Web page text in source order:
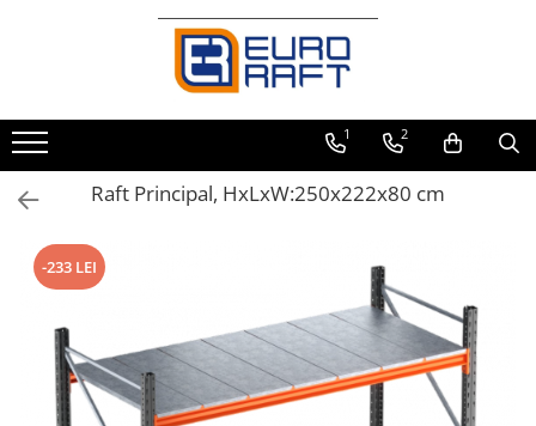
Refrigerare Comercială
Dulapuri Frigorifice 1 2
Raft Principal, HxLxW:250x222x80 cm
-233 LEI